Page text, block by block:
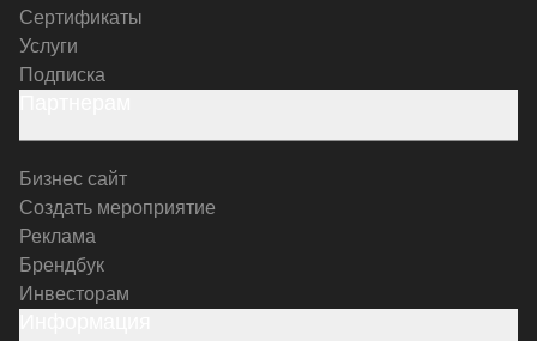
Сертификаты
Услуги
Подписка
Бизнес сайт
Создать мероприятие
Реклама
Брендбук
Инвесторам